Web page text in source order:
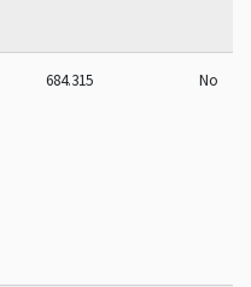
684.315 No